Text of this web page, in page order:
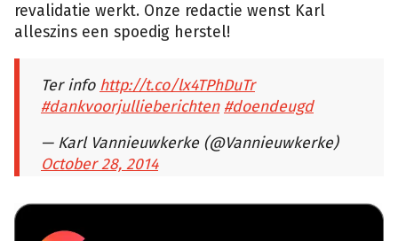
revalidatie werkt. Onze redactie wenst Karl
alleszins een spoedig herstel!
Ter info http://t.co/lx4TPhDuTr
#dankvoorjullieberichten #doendeugd
— Karl Vannieuwkerke (@Vannieuwkerke)
October 28, 2014